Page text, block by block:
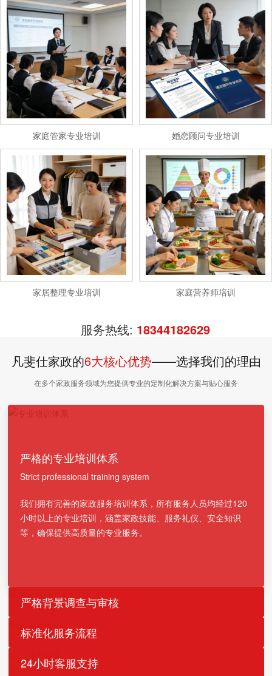
家庭管家专业培训 婚恋顾问专业培训
家居整理专业培训 家庭营养师培训
服务热线: 18344182629
凡斐仕家政的6大核心优势——选择我们的理由
在多个家政服务领域为您提供专业的定制化解决方案与贴心服务
严格的专业培训体系
Strict professional training system
我们拥有完善的家政服务培训体系，所有服务人员均经过120
小时以上的专业培训，涵盖家政技能、服务礼仪、安全知识
等，确保提供高质量的专业服务。
严格背景调查与审核
标准化服务流程
24小时客服支持